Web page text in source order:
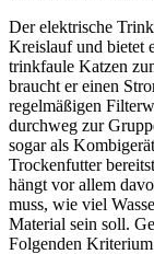
Der elektrische
Kreislauf und bietet
trinkfaule Katzen
braucht er einen
regelmäßigen
durchweg zur
sogar als
Trockenfutter
hängt vor allem
muss, wie viel
Material sein soll.
Folgenden